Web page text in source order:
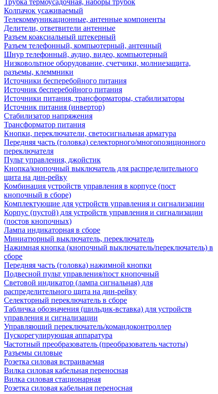
Трубка термоусадочная, наборы трубок
Колпачок усаживаемый
Телекоммуникационные, антенные компоненты
Делители, ответвители антенные
Разъем коаксиальный штекерный
Разъем телефонный, компьютерный, антенный
Шнур телефонный, аудио, видео, компьютерный
Низковольтное оборудование, счетчики, молниезащита,
разъемы, клеммники
Источники бесперебойного питания
Источник бесперебойного питания
Источники питания, трансформаторы, стабилизаторы
Источник питания (инвертор)
Стабилизатор напряжения
Трансформатор питания
Кнопки, переключатели, светосигнальная арматура
Передняя часть (головка) селекторного/многопозиционного
переключателя
Пульт управления, джойстик
Кнопка/кнопочный выключатель для распределительного
щита на дин-рейку
Комбинация устройств управления в корпусе (пост
кнопочный в сборе)
Комплектующие для устройств управления и сигнализации
Корпус (пустой) для устройств управления и сигнализации
(постов кнопочных)
Лампа индикаторная в сборе
Миниатюрный выключатель, переключатель
Нажимная кнопка (кнопочный выключатель/переключатель) в
сборе
Передняя часть (головка) нажимной кнопки
Подвесной пульт управления/пост кнопочный
Световой индикатор (лампа сигнальная) для
распределительного щита на дин-рейку
Селекторный переключатель в сборе
Табличка обозначения (шильдик-вставка) для устройств
управления и сигнализации
Управляющий переключатель/командоконтроллер
Пускорегулирующая аппаратура
Частотный преобразователь (преобразователь частоты)
Разъемы силовые
Розетка силовая встраиваемая
Вилка силовая кабельная переносная
Вилка силовая стационарная
Розетка силовая кабельная переносная